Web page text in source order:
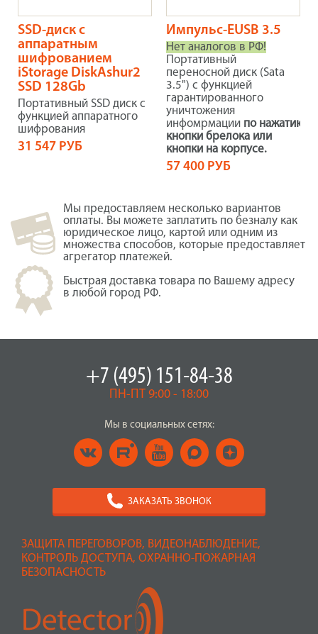
SSD-диск с
аппаратным
шифрованием
iStorage DiskAshur2
SSD 128Gb
Портативный SSD диск с
функцией аппаратного
шифрования
31 547 РУБ
Импульс-EUSB 3.5
Нет аналогов в РФ!
Портативный
переносной диск (Sata
3.5") с функцией
гарантированного
уничтожения
инфомрмации по нажатию
кнопки брелока или
кнопки на корпусе.
57 400 РУБ
Мы предоставляем несколько вариантов
оплаты. Вы можете заплатить по безналу как
юридическое лицо, картой или одним из
множества способов, которые предоставляет
агрегатор платежей.
Быстрая доставка товара по Вашему адресу
в любой город РФ.
ЗАЩИТА ПЕРЕГОВОРОВ, ВИДЕОНАБЛЮДЕНИЕ,
КОНТРОЛЬ ДОСТУПА, ОХРАННО-ПОЖАРНАЯ
БЕЗОПАСНОСТЬ
+7 (495) 151-84-38
ПН-ПТ 9:00 - 18:00
Мы в социальных сетях:
ЗАКАЗАТЬ ЗВОНОК